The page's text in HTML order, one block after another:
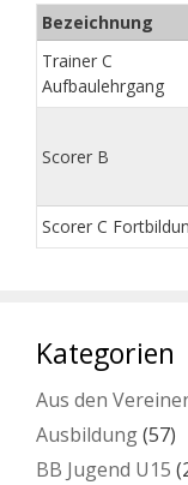
Bezeichnung
Trainer C
Aufbaulehrgang
Scorer B
Scorer C
Kategorien
Aus den
Ausbildung(57)
BB Jugend U15